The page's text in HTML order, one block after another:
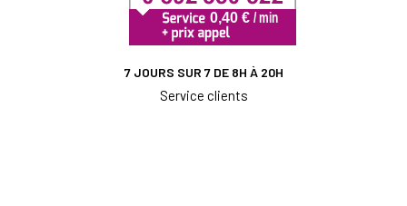
7 JOURS SUR 7 DE 8H À 20H
Service clients